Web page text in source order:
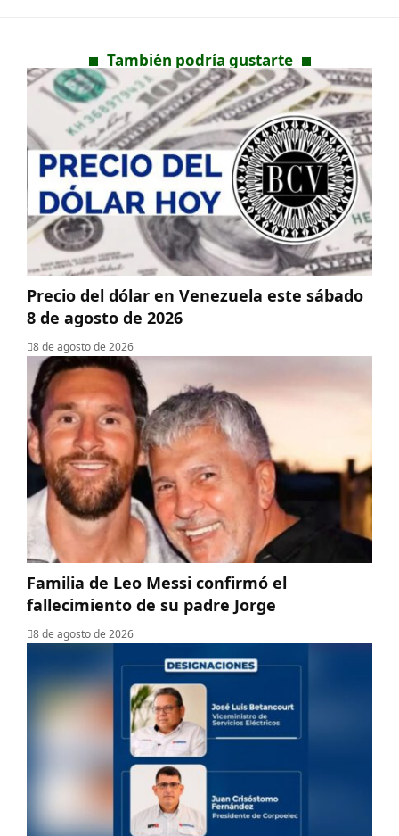
También podría gustarte
Precio del dólar en Venezuela este sábado
8 de agosto de 2026
8 de agosto de 2026
Familia de Leo Messi confirmó el
fallecimiento de su padre Jorge
8 de agosto de 2026